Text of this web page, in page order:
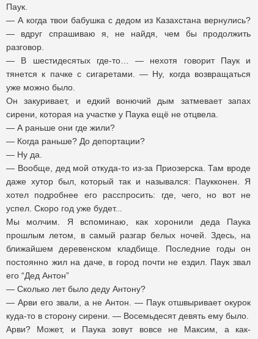
Паук.
— А когда твои бабушка с дедом из Казахстана вернулись?
— вдруг спрашиваю я, не найдя, чем бы продолжить
разговор.
— В шестидесятых где-то… — нехотя говорит Паук и
тянется к пачке с сигаретами. — Ну, когда возвращаться
уже можно было.
Он закуривает, и едкий вонючий дым затмевает запах
сирени, которая на участке у Паука ещё не отцвела.
— А раньше они где жили?
— Когда раньше? До депортации?
— Ну да.
— Вообще, дед мой откуда-то из-за Приозерска. Там вроде
даже хутор был, который так и назывался: Паукконен. Я
хотел подробнее его расспросить: где, чего, но вот не
успел. Скоро год уже будет...
Мы молчим. Я вспоминаю, как хоронили деда Паука
прошлым летом, в самый разгар белых ночей. Здесь, на
ближайшем деревенском кладбище. Последние годы он
постоянно жил на даче, в город почти не ездил. Паук звал
его “Дед Антон”
— Сколько лет было деду Антону?
— Арви его звали, а не Антон. — Паук отшвыривает окурок
куда-то в сторону сирени. — Восемьдесят девять ему было.
Арви? Может, и Паука зовут вовсе не Максим, а как-